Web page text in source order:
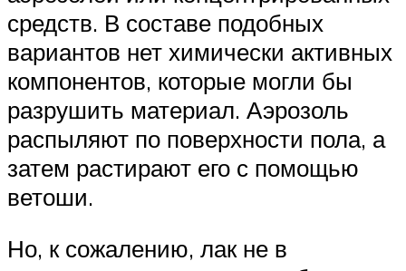
средств. В составе подобных
вариантов нет химически активных
компонентов, которые могли бы
разрушить материал. Аэрозоль
распыляют по поверхности пола, а
затем растирают его с помощью
ветоши.
Но, к сожалению, лак не в